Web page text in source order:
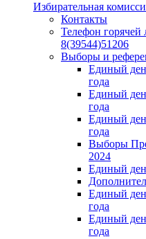
Избирательная
Контакты
Телефон горячей
8(39544)51206
Выборы и
Единый
года
Единый
года
Единый
года
Выборы
2024
Единый
Единый
года
Единый
года